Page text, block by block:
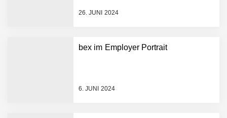
26. JUNI 2024
bex im Employer Portrait
6. JUNI 2024
AI breit auszurollen
Humanoider Roboter bringt
FiniteNow ermöglicht